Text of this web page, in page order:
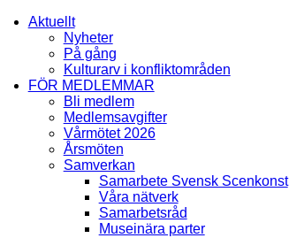
Aktuellt
Nyheter
På gång
Kulturarv i konfliktområden
FÖR MEDLEMMAR
Bli medlem
Medlemsavgifter
Vårmötet 2026
Årsmöten
Samverkan
Samarbete Svensk Scenkonst
Våra nätverk
Samarbetsråd
Museinära parter